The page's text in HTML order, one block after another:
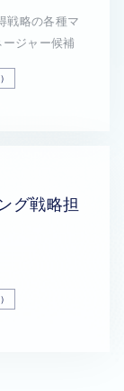
戦略の各種マ
ジャー候補
グ戦略担